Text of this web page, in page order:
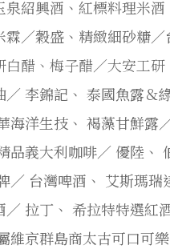
泉紹興酒、紅標料理米
霖／穀盛、精緻細砂糖
白醋、 梅子醋／大安工研
／ 李錦記、 泰國魚露＆
海洋生技、 褐藻甘鮮露
品義大利咖啡／ 優陸、
／ 台灣啤酒、 艾斯瑪瑞
／ 拉丁、 希拉特特選紅
維京群島商太古可口可樂